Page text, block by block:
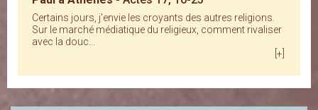
Certains jours, j'envie les croyants des autres religions.
Sur le marché médiatique du religieux, comment rivaliser
avec la douc...
[+]